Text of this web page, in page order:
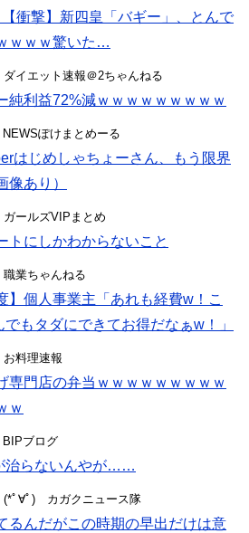
【衝撃】新四皇「バギー」、とんで
ｗｗｗ驚いた…
イエット速報＠2ちゃんねる
純利益72%減ｗｗｗｗｗｗｗｗｗ
ぽけまとめーる
はじめしゃちょーさん、もう限界
あり）
ガールズVIPまとめ
トにしかわからないこと
職業ちゃんねる
】個人事業主「あれも経費w！こ
もタダにできてお得だなぁw！」
お料理速報
専門店の弁当ｗｗｗｗｗｗｗｗｗ
ｗ
BIPブログ
治らないんやが……
(*ﾟ∀ﾟ)ゞカガクニュース隊
るんだがこの時期の早出だけは意